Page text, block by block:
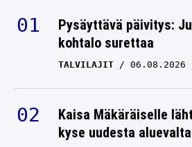
Pysäyttävä päivitys:
kohtalo surettaa
TALVILAJIT 06.08.2026
Kaisa Mäkäräiselle
kyse uudesta